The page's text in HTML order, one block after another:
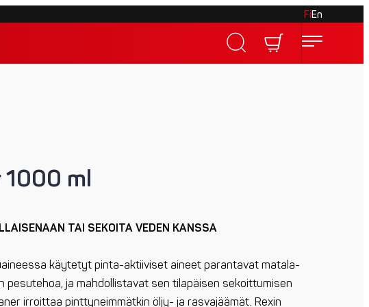
FiEn
1000 ml
TAI SEKOITA VEDEN KANSSA
käytetyt pinta-aktiiviset aineet parantavat matala-
pesutehoa, ja mahdollistavat sen tilapäisen sekoittumisen
irroittaa pinttyneimmätkin öljy- ja rasvajäämät. Rexin